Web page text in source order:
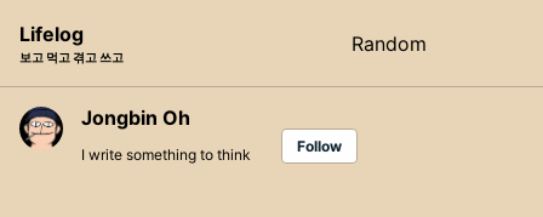
navigation
Lifelog
보고 먹고 겪고 쓰고
Random
Jongbin Oh
I write something to think Follow